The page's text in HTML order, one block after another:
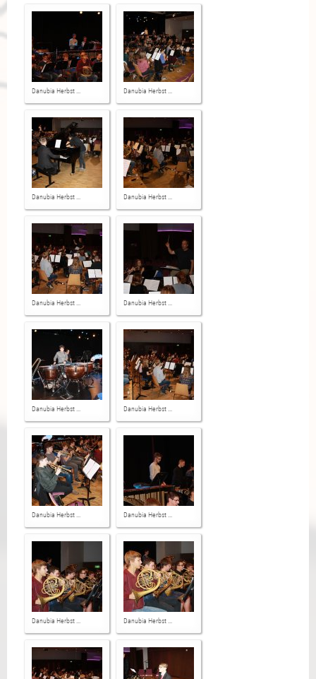
Danubia Herbst ... Danubia Herbst ...
Danubia Herbst ... Danubia Herbst ...
Danubia Herbst ... Danubia Herbst ...
Danubia Herbst ... Danubia Herbst ...
Danubia Herbst ... Danubia Herbst ...
Danubia Herbst ... Danubia Herbst ...